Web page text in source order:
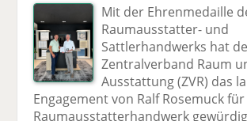
Mit der Ehrenmedaille
Raumausstatter- und
Sattlerhandwerks hat
Zentralverband Raum
Ausstattung (ZVR) das
Engagement von Ralf Rosemuck
Raumausstatterhandwerk